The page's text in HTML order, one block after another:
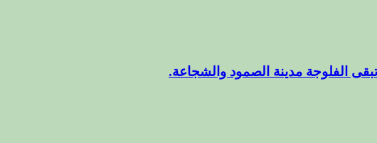
الفلوجة مدينة الصمود والشجاعة.